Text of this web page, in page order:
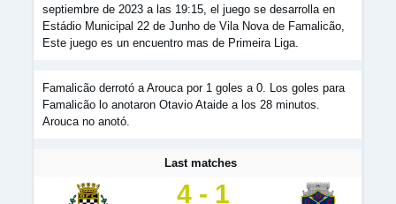
septiembre de 2023 a las 19:15, el juego se desarrolla en
Estádio Municipal 22 de Junho de Vila Nova de Famalicão,
Este juego es un encuentro mas de Primeira Liga.
Famalicão derrotó a Arouca por 1 goles a 0. Los goles para
Famalicão lo anotaron Otavio Ataide a los 28 minutos.
Arouca no anotó.
Last matches
4 - 1